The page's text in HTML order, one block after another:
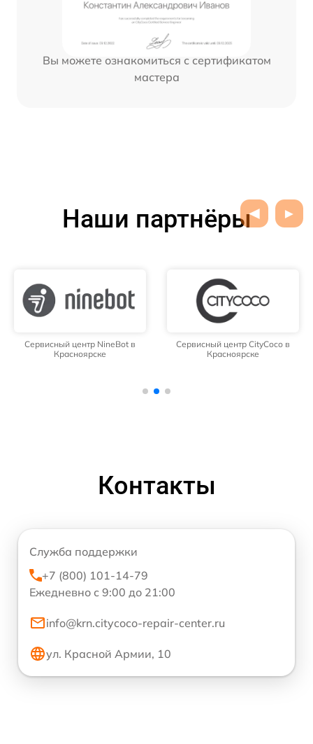
Вы можете ознакомиться с сертификатом
мастера
Наши партнёры
Сервисный центр NineBot в
Красноярске
Сервисный центр CityCoco в
Красноярске
Контакты
Служба поддержки
+7 (800) 101-14-79
Ежедневно с 9:00 до 21:00
info@krn.citycoco-repair-center.ru
ул. Красной Армии, 10